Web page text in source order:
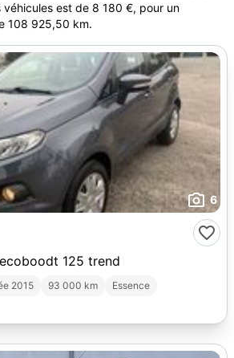
est de 8 180 €, pour un
108 925,50 km.
6
125 trend
2015 93 000 km
Essence